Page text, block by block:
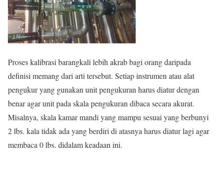
Proses kalibrasi barangkali lebih akrab bagi orang daripada
definisi memang dari arti tersebut. Setiap instrumen atau alat
pengukur yang gunakan unit pengukuran harus diatur dengan
benar agar unit pada skala pengukuran dibaca secara akurat.
Misalnya, skala kamar mandi yang mampu sesuai yang berbunyi
2 lbs. kala tidak ada yang berdiri di atasnya harus diatur lagi agar
membaca 0 lbs. didalam keadaan ini.